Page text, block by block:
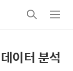
검
색
메
뉴
이터 분석